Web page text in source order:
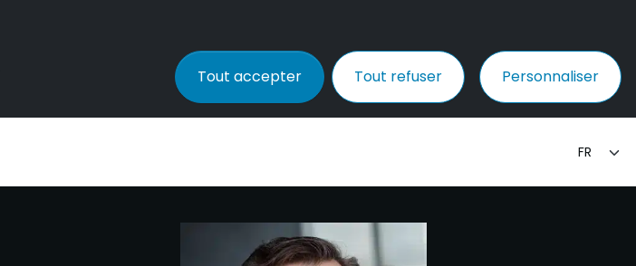
Tout accepter Tout refuser Personnaliser